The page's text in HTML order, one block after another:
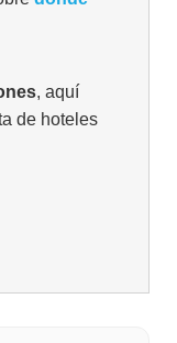
, aquí
de hoteles